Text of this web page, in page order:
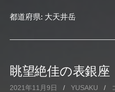
都道府県: 大天井岳
眺望絶佳の表銀座
2021年11月9日 / YUSAKU /